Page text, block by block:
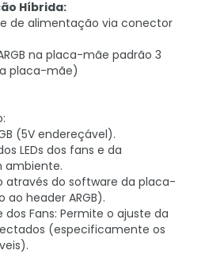
Híbrida:
de alimentação via conector
na placa-mãe padrão 3
placa-mãe)
(5V endereçável).
LEDs dos fans e da
ambiente.
através do software da placa-
header ARGB).
Fans: Permite o ajuste da
(especificamente os